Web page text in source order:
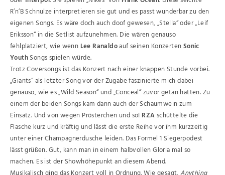
R’n’B Schnulze interpretieren sie gut und es passt wunderbar zu den
eigenen Songs. Es wäre doch auch doof gewesen, „Stella“ oder „Leif
Eriksson“ in die Setlist aufzunehmen. Die wären genauso
fehlplatziert, wie wenn Lee Ranaldoauf seinen KonzertenSonic
YouthSongs spielen würde.
Trotz Coversongs ist das Konzert nach einer knappen Stunde vorbei.
„Giants“ als letzter Song vor der Zugabe faszinierte mich dabei
genauso, wie es „Wild Season“ und „Conceal“ zuvor getan hatten. Zu
einem der beiden Songs kam dann auch der Schaumwein zum
Einsatz. Und von wegen Prösterchen und so! RZAschüttelte die
Flasche kurz und kräftig und lässt die erste Reihe vor ihm kurzzeitig
unter einer Champagnerdusche leiden. Das Formel 1 Siegerpodest
lässt grüßen. Gut, kann man in einem halbvollen Gloria mal so
machen. Es ist der Showhöhepunkt an diesem Abend.